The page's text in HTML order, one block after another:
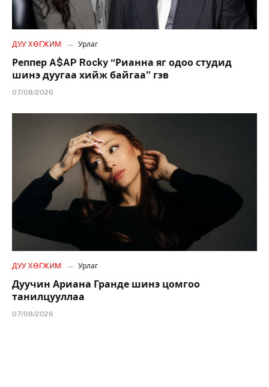
ДУУ ХӨГЖИМ Урлаг
Реппер A$AP Rocky “Рианна яг одоо студид
шинэ дуугаа хийж байгаа” гэв
07/08/2026
ДУУ ХӨГЖИМ Урлаг
Дуучин Ариана Гранде шинэ цомгоо
танилцууллаа
07/08/2026